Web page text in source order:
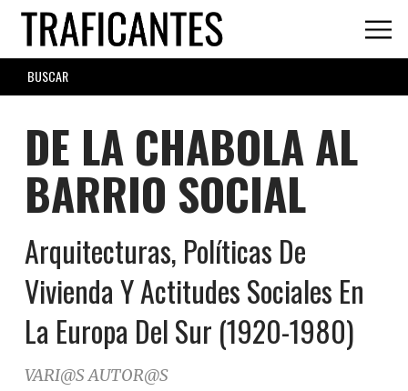
Skip
main
content
SEARCH
FORM
DE LA CHABOLA AL
BARRIO SOCIAL
Arquitecturas, Políticas De
Vivienda Y Actitudes Sociales En
La Europa Del Sur (1920-1980)
VARI@S AUTOR@S